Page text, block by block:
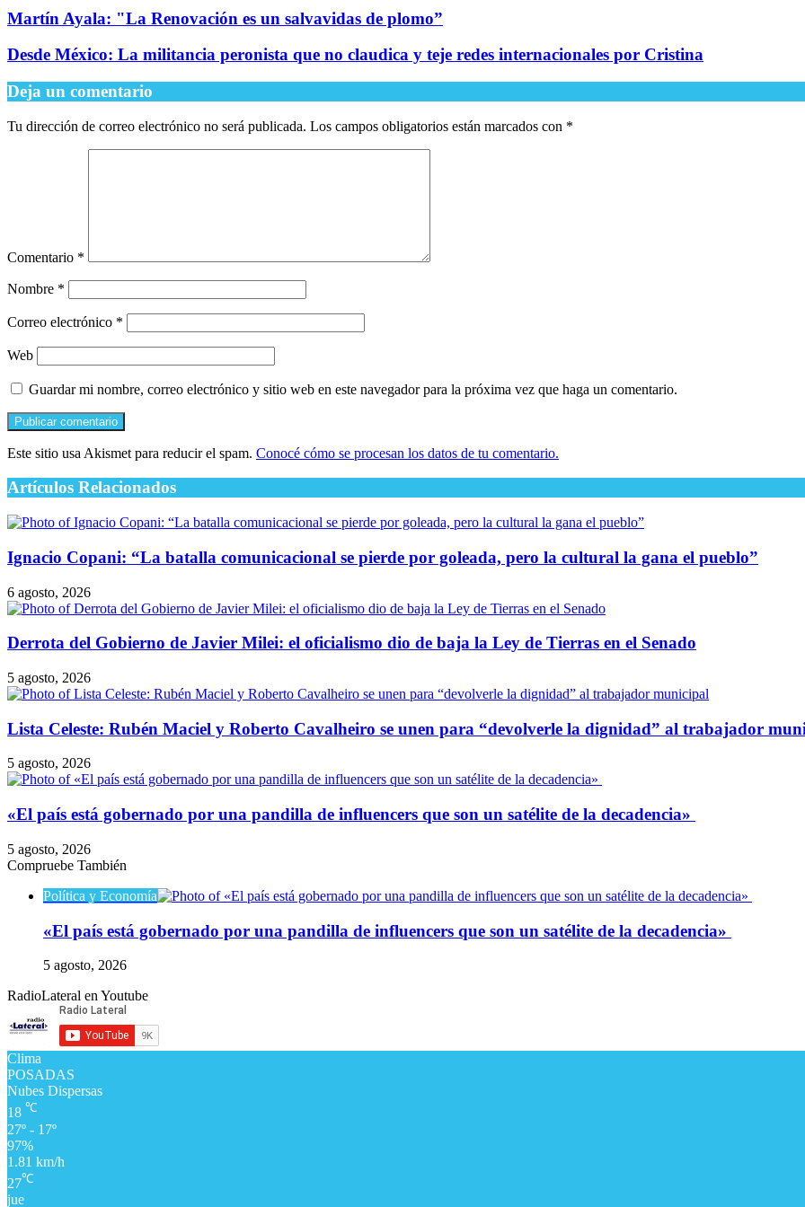
Martín Ayala: "La Renovación es un salvavidas de plomo”
Desde México: La militancia peronista que no claudica y teje redes internacionales por Cristina
Deja un comentario
Tu dirección de correo electrónico no será publicada. Los campos obligatorios están marcados con *
Comentario *
Nombre *
Correo electrónico *
Web
Guardar mi nombre, correo electrónico y sitio web en este navegador para la próxima vez que haga un comentario.
Este sitio usa Akismet para reducir el spam. Conocé cómo se procesan los datos de tu comentario.
Artículos Relacionados
Ignacio Copani: “La batalla comunicacional se pierde por goleada, pero la cultural la gana el pueblo”
6 agosto, 2026
Derrota del Gobierno de Javier Milei: el oficialismo dio de baja la Ley de Tierras en el Senado
5 agosto, 2026
Lista Celeste: Rubén Maciel y Roberto Cavalheiro se unen para “devolverle la dignidad” al trabajador
5 agosto, 2026
​«El país está gobernado por una pandilla de influencers que son un satélite de la decadencia»
5 agosto, 2026
Compruebe También
Política y Economía
​«El país está gobernado por una pandilla de influencers que son un satélite de la decadencia»
5 agosto, 2026
RadioLateral en Youtube
Clima
POSADAS
Nubes Dispersas
18 ℃
27º - 17º
97%
1.81 km/h
27℃
jue